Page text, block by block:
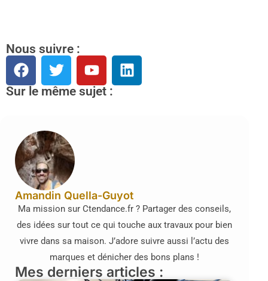
Nous suivre :
Sur le même sujet :
Amandin Quella-Guyot
Ma mission sur Ctendance.fr ? Partager des conseils,
des idées sur tout ce qui touche aux travaux pour bien
vivre dans sa maison. J’adore suivre aussi l’actu des
marques et dénicher des bons plans !
Mes derniers articles :